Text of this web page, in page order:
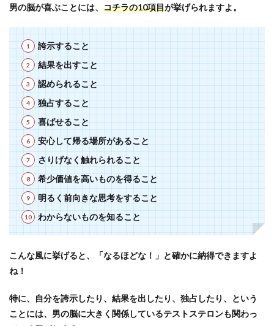
男の脳が喜ぶことには、 コチラの10項目が挙げられますよ。
誇示すること
結果を出すこと
認められること
独占すること
喜ばせること
安心して帰る場所があること
さりげなく触れられること
希少価値を高いものを得ること
明るく前向きな思考をすること
わからないものを知ること
こんな風に挙げると、「なるほどな！」と確かに納得できますよ
ね！
特に、自分を誇示したり、結果を出したり、独占したり、という
ことには、男の脳に大きく関係しているテストステロンも関わっ